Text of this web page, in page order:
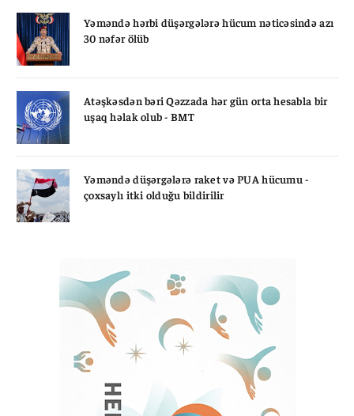
Yəməndə hərbi düşərgələrə hücum nəticəsində azı
30 nəfər ölüb
Atəşkəsdən bəri Qəzzada hər gün orta hesabla bir
uşaq həlak olub - BMT
Yəməndə düşərgələrə raket və PUA hücumu -
çoxsaylı itki olduğu bildirilir